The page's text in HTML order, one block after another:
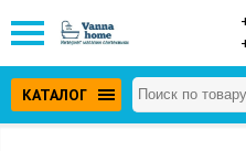
КАТАЛОГ